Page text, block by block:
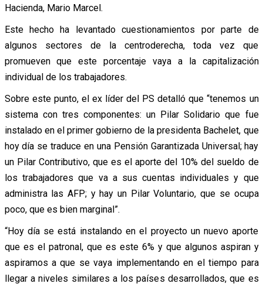
Hacienda, Mario Marcel.
Este hecho ha levantado cuestionamientos por parte de
algunos sectores de la centroderecha, toda vez que
promueven que este porcentaje vaya a la capitalización
individual de los trabajadores.
Sobre este punto, el ex líder del PS detalló que “tenemos un
sistema con tres componentes: un Pilar Solidario que fue
instalado en el primer gobierno de la presidenta Bachelet, que
hoy día se traduce en una Pensión Garantizada Universal; hay
un Pilar Contributivo, que es el aporte del 10% del sueldo de
los trabajadores que va a sus cuentas individuales y que
administra las AFP; y hay un Pilar Voluntario, que se ocupa
poco, que es bien marginal”.
“Hoy día se está instalando en el proyecto un nuevo aporte
que es el patronal, que es este 6% y que algunos aspiran y
aspiramos a que se vaya implementando en el tiempo para
llegar a niveles similares a los países desarrollados, que es